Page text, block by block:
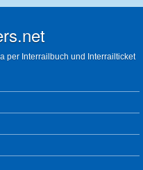
per Interrailbuch und Interrailticket